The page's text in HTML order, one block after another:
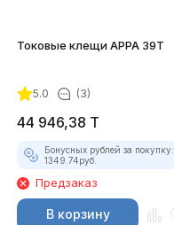
Токовые клещи APPA 39T
5.0 (3)
44 946,38 T
Бонусных рублей за покупку:
1349.74руб.
Предзаказ
В корзину